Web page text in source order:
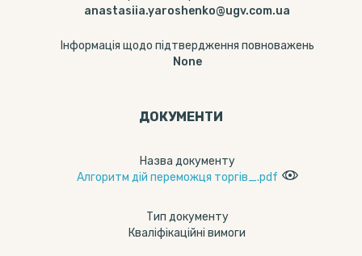
anastasiia.yaroshenko@ugv.com.ua
Інформація щодо підтвердження повноважень
None
ДОКУМЕНТИ
Назва документу
Алгоритм дій переможця торгів_.pdf
Тип документу
Кваліфікаційні вимоги